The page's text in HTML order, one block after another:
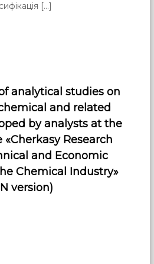
[…]
analytical studies on
and related
by analysts at the
Research
and Economic
Chemical Industry»
version)